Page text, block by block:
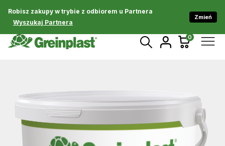
Robisz zakupy w trybie z odbiorem u Partnera
Wyszukaj Partnera
Zmień
0